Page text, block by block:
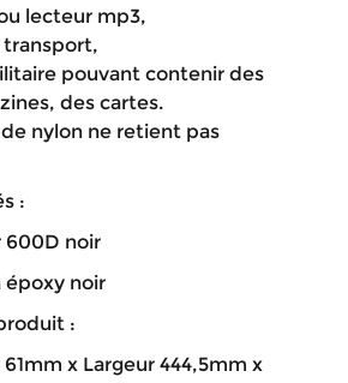
lecteur mp3,
transport,
pouvant contenir des
des cartes.
nylon ne retient pas
:
600D noir
époxy noir
:
x Largeur 444,5mm x